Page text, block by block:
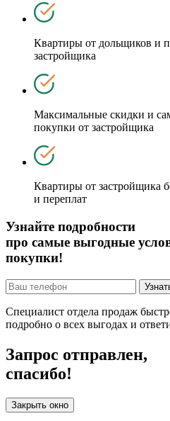
Квартиры от дольщиков и
застройщика
Максимальные скидки и
покупки от застройщика
Квартиры от застройщика
и переплат
Узнайте подробности
про самые выгодные
покупки!
Специалист отдела продаж
подробно о всех выгодах и
Запрос отправлен,
спасибо!
Закрыть окно